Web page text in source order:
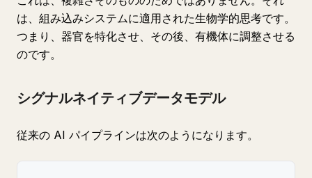
は、組み込みシステムに適用された生物学的思考です。
つまり、器官を特化させ、その後、有機体に調整させる
のです。
シグナルネイティブデータモデル
従来の AI パイプラインは次のようになります。